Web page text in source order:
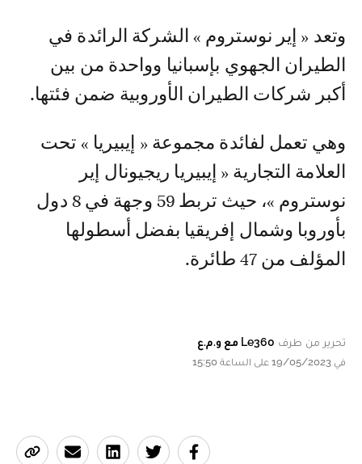
وتعد « إير نوستروم » الشركة الرائدة في
الطيران الجهوي بإسبانيا وواحدة من بين
أكبر شركات الطيران الأوروبية ضمن فئتها.
وهي تعمل لفائدة مجموعة « إيبيريا » تحت
العلامة التجارية « إيبيريا ريجيونال إير
نوستروم »، حيث تربط 59 وجهة في 8 دول
بأوروبا وشمال إفريقيا بفضل أسطولها
المؤلف من 47 طائرة.
تحرير من طرف Le360 مع و.م.ع
في 19/05/2023 على الساعة 15:50